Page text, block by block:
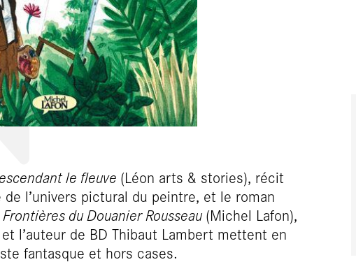
le fleuve (Léon arts & stories), récit
l’univers pictural du peintre, et le roman
du Douanier Rousseau (Michel Lafon),
l’auteur de BD Thibaut Lambert mettent en
fantasque et hors cases.